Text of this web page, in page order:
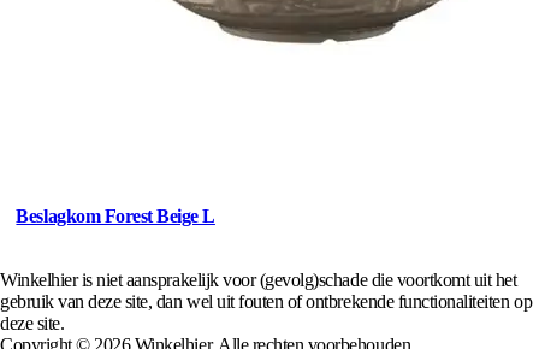
Beslagkom Forest Beige L
Winkelhier is niet aansprakelijk voor (gevolg)schade die voortkomt uit het
gebruik van deze site, dan wel uit fouten of ontbrekende functionaliteiten op
deze site.
Copyright © 2026 Winkelhier. Alle rechten voorbehouden.